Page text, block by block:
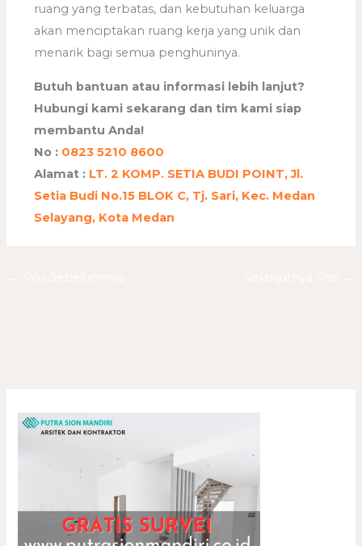
ruang yang terbatas, dan kebutuhan keluarga
akan menciptakan ruang kerja yang unik dan
menarik bagi semua penghuninya.
Butuh bantuan atau informasi lebih lanjut?
Hubungi kami sekarang dan tim kami siap
membantu Anda!
No : 0823 5210 8600
Alamat : LT. 2 KOMP. SETIA BUDI POINT, Jl.
Setia Budi No.15 BLOK C, Tj. Sari, Kec. Medan
Selayang, Kota Medan